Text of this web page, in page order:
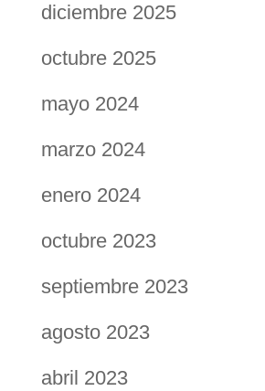
diciembre 2025
octubre 2025
mayo 2024
marzo 2024
enero 2024
octubre 2023
septiembre 2023
agosto 2023
abril 2023